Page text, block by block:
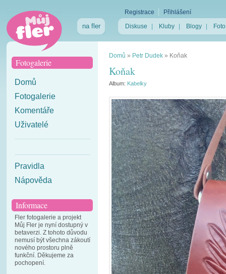
na fler
Registrace
Přihlášení
Diskuse
Kluby Blogy Foto
Fotogalerie
Domů
Fotogalerie
Komentáře
Uživatelé
Pravidla
Nápověda
Informace
Fler fotogalerie a projekt
Můj Fler je nyní dostupný v
betaverzi. Z tohoto důvodu
nemusí být všechna zákoutí
nového prostoru plně
funkční. Děkujeme za
pochopení.
Domů » Petr Dudek » Koňak
Koňak
Album: Kabelky